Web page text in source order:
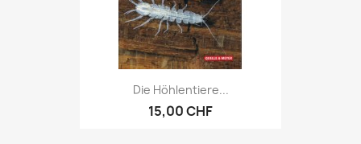
Die Höhlentiere...
15,00 CHF